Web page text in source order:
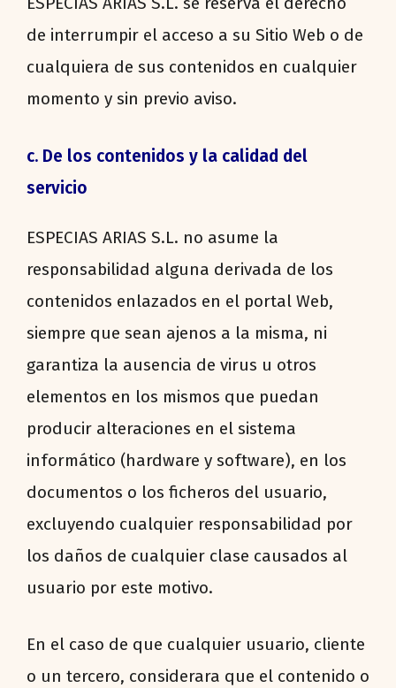
de interrumpir el acceso a su Sitio Web o de
cualquiera de sus contenidos en cualquier
momento y sin previo aviso.
c. De los contenidos y la calidad del
servicio
ESPECIAS ARIAS S.L. no asume la
responsabilidad alguna derivada de los
contenidos enlazados en el portal Web,
siempre que sean ajenos a la misma, ni
garantiza la ausencia de virus u otros
elementos en los mismos que puedan
producir alteraciones en el sistema
informático (hardware y software), en los
documentos o los ficheros del usuario,
excluyendo cualquier responsabilidad por
los daños de cualquier clase causados al
usuario por este motivo.
En el caso de que cualquier usuario, cliente
o un tercero, considerara que el contenido o